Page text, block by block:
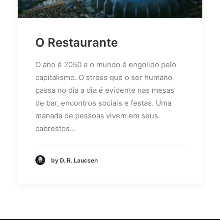
O Restaurante
O ano é 2050 e o mundo é engolido pelo
capitalismo. O stress que o ser humano
passa no dia a dia é evidente nas mesas
de bar, encontros sociais e festas. Uma
manada de pessoas vivem em seus
cabrestos…
by D. R. Laucsen